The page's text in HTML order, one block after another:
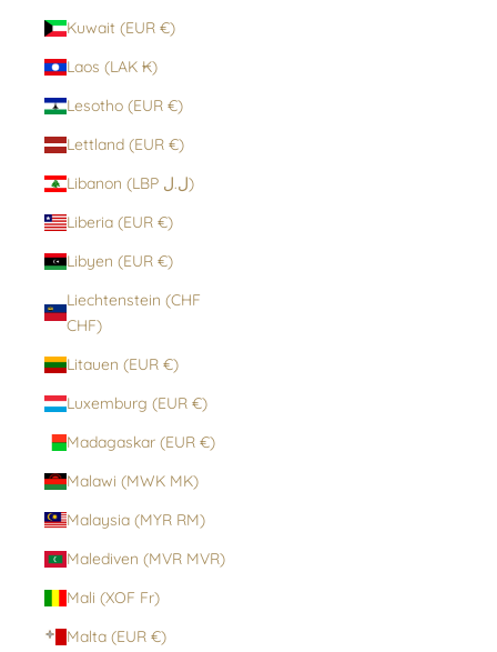
Kuwait (EUR €)
Laos (LAK ₭)
Lesotho (EUR €)
Lettland (EUR €)
Libanon (LBP ل.ل)
Liberia (EUR €)
Libyen (EUR €)
Liechtenstein (CHF
CHF)
Litauen (EUR €)
Luxemburg (EUR €)
Madagaskar (EUR €)
Malawi (MWK MK)
Malaysia (MYR RM)
Malediven (MVR MVR)
Mali (XOF Fr)
Malta (EUR €)